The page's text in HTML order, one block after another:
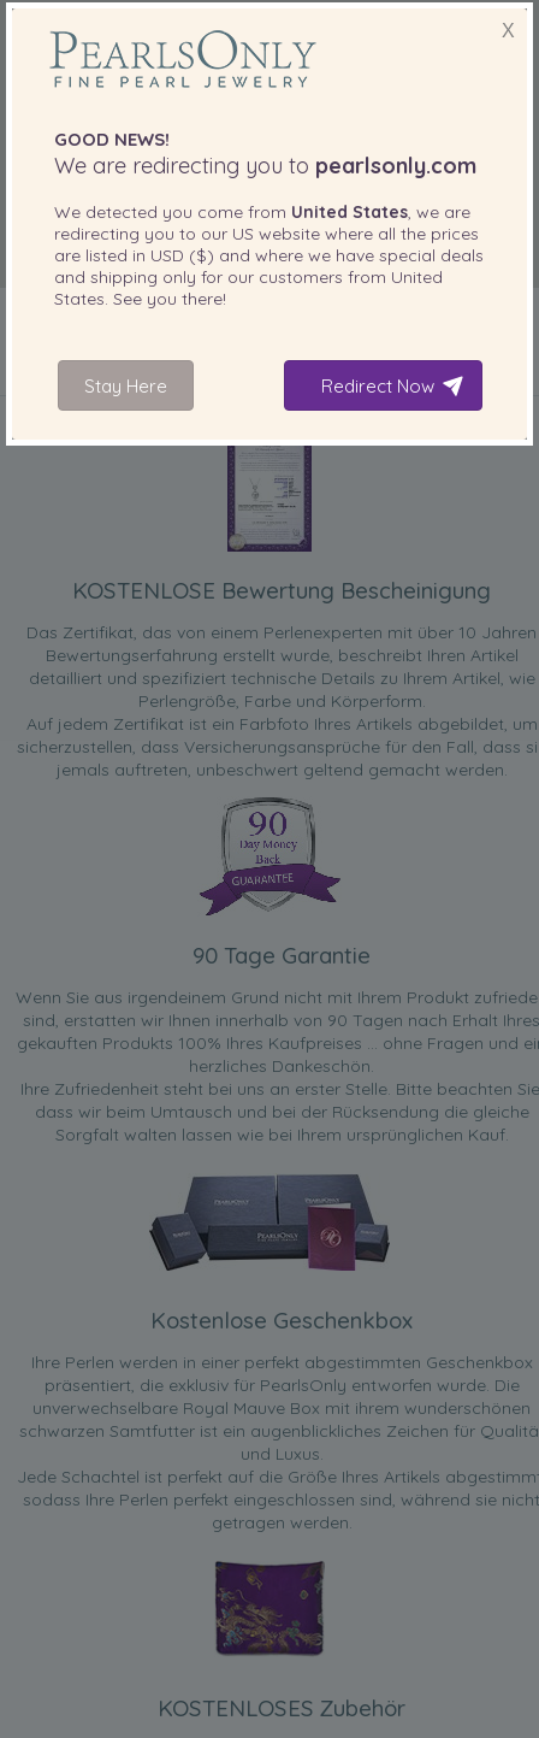
IN IHREM PRODUKT ENTHALTEN
KOSTENLOSE Bewertung Bescheinigung
Das Zertifikat, das von einem Perlenexperten mit über 10 Jahren
Bewertungserfahrung erstellt wurde, beschreibt Ihren Artikel
detailliert und spezifiziert technische Details zu Ihrem Artikel, wie
Perlengröße, Farbe und Körperform.
Auf jedem Zertifikat ist ein Farbfoto Ihres Artikels abgebildet, um
sicherzustellen, dass Versicherungsansprüche für den Fall, dass
jemals auftreten, unbeschwert geltend gemacht werden.
90 Tage Garantie
Wenn Sie aus irgendeinem Grund nicht mit Ihrem Produkt
sind, erstatten wir Ihnen innerhalb von 90 Tagen nach Erhalt Ihres
gekauften Produkts 100% Ihres Kaufpreises ... ohne Fragen und
herzliches Dankeschön.
Ihre Zufriedenheit steht bei uns an erster Stelle. Bitte beachten
dass wir beim Umtausch und bei der Rücksendung die gleiche
Sorgfalt walten lassen wie bei Ihrem ursprünglichen Kauf.
Kostenlose Geschenkbox
Ihre Perlen werden in einer perfekt abgestimmten Geschenkbox
präsentiert, die exklusiv für PearlsOnly entworfen wurde. Die
unverwechselbare Royal Mauve Box mit ihrem wunderschönen
schwarzen Samtfutter ist ein augenblickliches Zeichen für
und Luxus.
Jede Schachtel ist perfekt auf die Größe Ihres Artikels
sodass Ihre Perlen perfekt eingeschlossen sind, während sie nicht
getragen werden.
KOSTENLOSES Zubehör
X
GOOD NEWS!
We are redirecting you to pearlsonly.com
We detected you come from United States , we are
redirecting you to our US website where all the prices
are listed in USD ($) and where we have special deals
and shipping only for our customers from United
States . See you there!
Stay Here Redirect Now